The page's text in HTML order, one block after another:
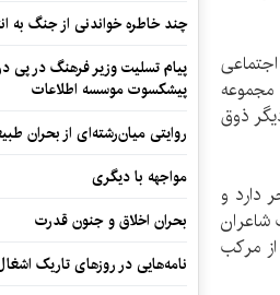
ذوق
دارد و
شاعران
مرکب
چند خاطره خواندنی از جنگ به
پیام تسلیت وزیر فرهنگ در پی
پیشکسوت موسسه اطلاعات
روایتی میان‌رشته‌ای از بحران
مواجهه با دیگری
بحران اخلاق و جنون قدرت
نامه‌هایی در روزهای تاریک